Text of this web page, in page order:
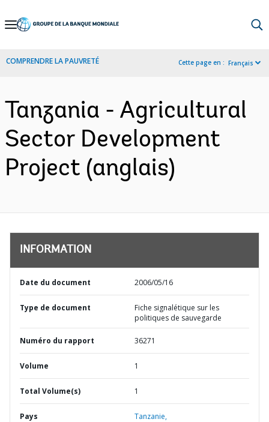
Skip
Navigation
COMPRENDRE LA PAUVRETÉ Cette page en : Français
Tanzania - Agricultural
Sector Development
Project (anglais)
INFORMATION
Date du document 2006/05/16
Type de document
Fiche signalétique sur les
politiques de sauvegarde
Numéro du rapport 36271
Volume 1
Total Volume(s) 1
Pays Tanzanie,